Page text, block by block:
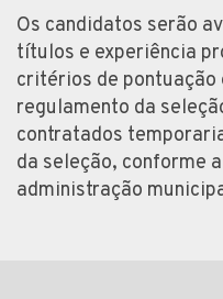
Os candidatos serão
títulos e experiência
critérios de pontuação
regulamento da
contratados
da seleção, conforme
administração